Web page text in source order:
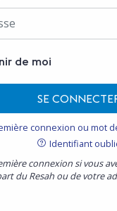
de moi
SE
connexion ou mot
Identifiant
connexion si vous
du Resah ou de votre